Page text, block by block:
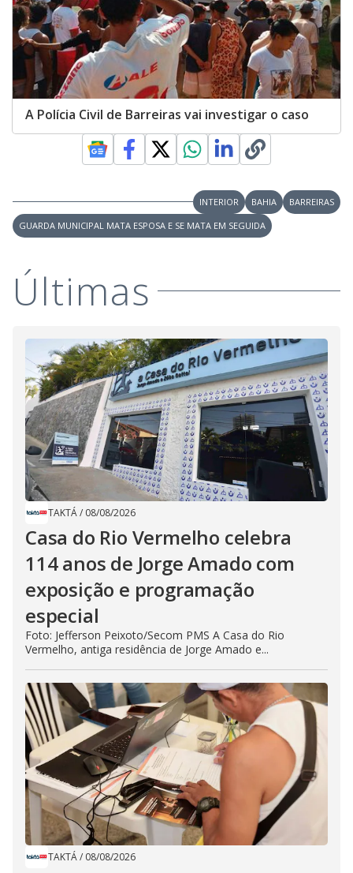
A Polícia Civil de Barreiras vai investigar o caso
INTERIOR BAHIA
BARREIRAS
GUARDA MUNICIPAL MATA ESPOSA E SE MATA EM SEGUIDA
Últimas
TAKTÁ/ 08/08/2026
Casa do Rio Vermelho celebra
114 anos de Jorge Amado com
exposição e programação
especial
Foto: Jefferson Peixoto/Secom PMS A Casa do Rio
Vermelho, antiga residência de Jorge Amado e...
TAKTÁ/ 08/08/2026